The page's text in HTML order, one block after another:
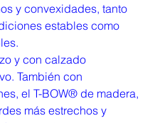
y convexidades, tanto
estables como
y con calzado
También con
el T-BOW® de madera,
más estrechos y